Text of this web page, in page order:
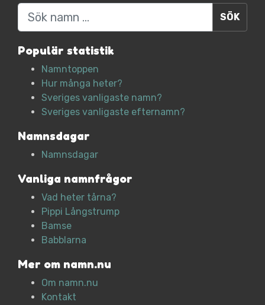
Sök
Populär statistik
Namntoppen
Hur många heter?
Sveriges vanligaste namn?
Sveriges vanligaste efternamn?
Namnsdagar
Namnsdagar
Vanliga namnfrågor
Vad heter tårna?
Pippi Långstrump
Bamse
Babblarna
Mer om namn.nu
Om namn.nu
Kontakt